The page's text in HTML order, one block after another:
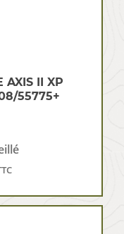
AXIS II XP
55775+